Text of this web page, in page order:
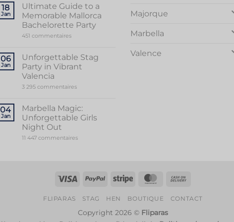
Sensational
World
of
Stripper
Valencia
18
Jan
Ultimate Guide to a
Memorable Mallorca
Bachelorette Party
451 commentairessur
to
a
Memorable
Party
06
Jan
Unforgettable Stag
Party in Vibrant
Valencia
3 295 commentairessur
Party
in
Vibrant
04
Jan
Marbella Magic:
Unforgettable Girls
Night Out
11 447 commentairessur
Out
Majorque
Marbella
Valence
Visa PayPal Rayure MasterCard
FLIPARAS STAG HEN BOUTIQUE CONTACT
Copyright 2026 © Fliparas